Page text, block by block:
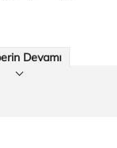
Devamı